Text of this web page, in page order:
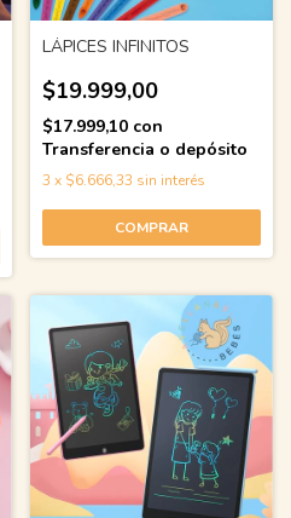
LÁPICES INFINITOS
$19.999,00
$17.999,10 con
Transferencia o depósito
3 x $6.666,33 sin interés
COMPRAR